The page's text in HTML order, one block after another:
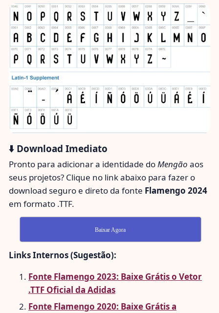
⬇️ Download Imediato
Pronto para adicionar a identidade doMengão aos
seus projetos? Clique no link abaixo para fazer o
download seguro e direto da fonte Flamengo 2024
em formato .TTF.
Baixar Agora
Links Internos (Sugestão):
Fonte Flamengo 2023: Baixe Grátis o Vetor
.TTF Oficial da Adidas
Fonte Flamengo 2020: Baixe Grátis a